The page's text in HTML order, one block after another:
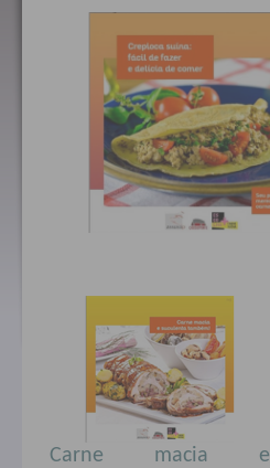
Carne macia e